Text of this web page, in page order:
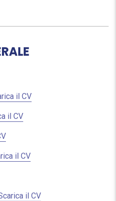
il CV
il CV
il CV
il CV